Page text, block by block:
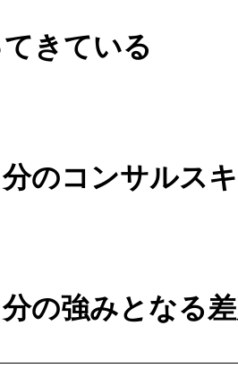
きている
のコンサルス
の強みとなる